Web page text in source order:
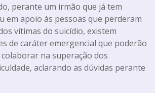
perante um irmão que já tem
em apoio às pessoas que perderam
vítimas do suicídio, existem
de caráter emergencial que poderão
na superação dos
aclarando as dúvidas perante